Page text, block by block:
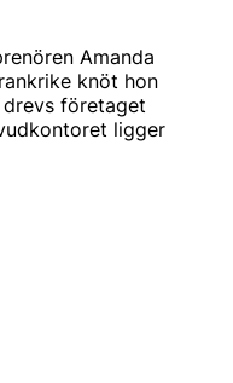
Amanda
knöt hon
företaget
ligger
komplett.